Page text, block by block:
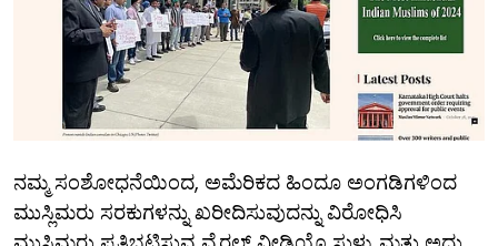
ನಮ್ಮ ಸಂಶೋಧನೆಯಿಂದ, ಅಮೆರಿಕದ ಹಿಂದೂ ಅಂಗಡಿಗಳಿಂದ
ಮುಸ್ಲಿಮರು ಸರಕುಗಳನ್ನು ಖರೀದಿಸುವುದನ್ನು ವಿರೋಧಿಸಿ